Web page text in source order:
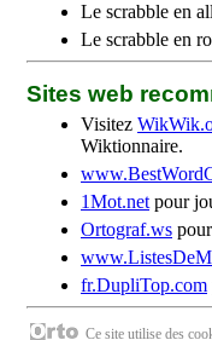
Le scrabble en
Le scrabble en
Sites web
Visitez
Wiktionnaire.
1Mot.net pour
Ortograf.ws
fr.DupliTop.com
Ce site utilise des